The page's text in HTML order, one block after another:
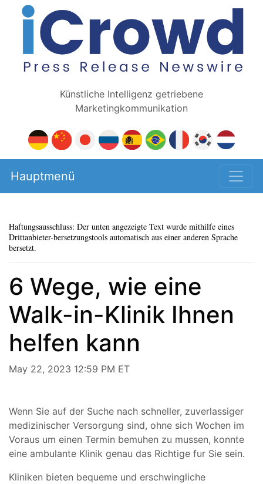
Künstliche Intelligenz getriebene
Marketingkommunikation
Hauptmenü
Haftungsausschluss: Der unten angezeigte Text wurde mithilfe eines
Drittanbieter-bersetzungstools automatisch aus einer anderen Sprache
bersetzt.
6 Wege, wie eine
Walk-in-Klinik Ihnen
helfen kann
May 22, 2023 12:59 PM ET
Wenn Sie auf der Suche nach schneller, zuverlassiger
medizinischer Versorgung sind, ohne sich Wochen im
Voraus um einen Termin bemuhen zu mussen, konnte
eine ambulante Klinik genau das Richtige fur Sie sein.
Kliniken bieten bequeme und erschwingliche